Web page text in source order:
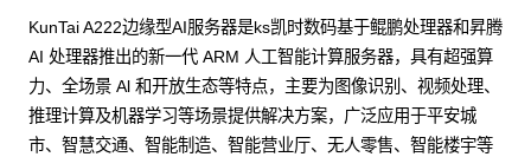
KunTai A222边缘型AI服务器是ks凯时数码基于鲲鹏处理器和昇腾
AI 处理器推出的新一代 ARM 人工智能计算服务器，具有超强算
力、全场景 Al 和开放生态等特点，主要为图像识别、视频处理、
推理计算及机器学习等场景提供解决方案，广泛应用于平安城
市、智慧交通、智能制造、智能营业厅、无人零售、智能楼宇等